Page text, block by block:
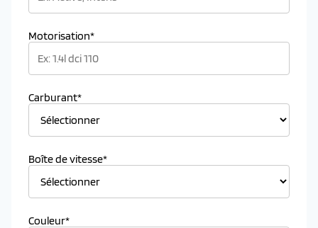
Motorisation*
Carburant*
Boîte de vitesse*
Couleur*